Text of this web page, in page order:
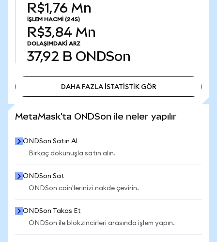
R$1,76 Mn
İŞLEM HACMI (24S)
R$3,84 Mn
DOLAŞIMDAKI ARZ
37,92 B ONDSon
DAHA FAZLA İSTATİSTİK GÖR
MetaMask'ta ONDSon ile neler yapılır
ONDSon Satın Al
Birkaç dokunuşla satın alın.
ONDSon Sat
ONDSon coin'lerinizi nakde çevirin.
ONDSon Takas Et
ONDSon ile blokzincirleri arasında işlem yapın.